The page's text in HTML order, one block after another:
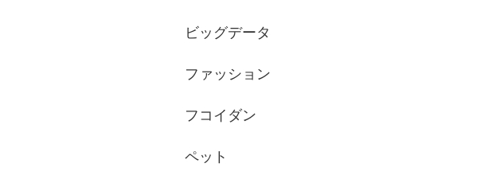
ビッグデータ
ファッション
フコイダン
ペット